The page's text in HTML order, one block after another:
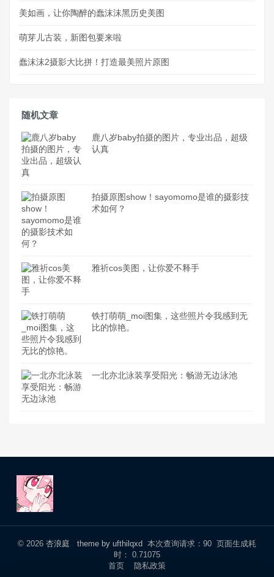
美如画，让你陶醉的蠢沫沫黑历史美图
萌芽儿古装，新图包要来啦
蠢沫沫2摄影大比拼！打造最美照片原图
随机文章
鹿八岁baby拍摄的图片，专业出品，超级
认真
拍摄原图show！sayomomo是谁的摄影技
术如何？
雅祈cos美图，让你爱不释手
铁打萌萌_moi图集，这些照片令我感到无
比的惊艳。
一北亦北泳装享受阳光：畅游无边泳池
© 2026 杏浪庭 theme by ufthilqxd 本次查询请求：90 页面生成耗
时： 0.71075
首页
隐私政策